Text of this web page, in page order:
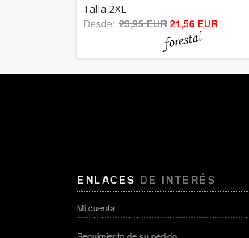
out of 5
Talla 2XL
Desde: 23,95 EUR21,56 EUR
ENLACES DE INTERÉS
Mi cuenta